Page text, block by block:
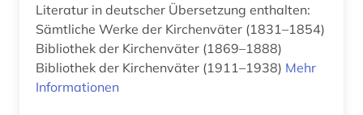
sprachwissenschaft (1)
steindenkmal (1)
syrisch (2)
Literatur in deutscher Übersetzung enthalten:
Sämtliche Werke der Kirchenväter (1831–1854)
Bibliothek der Kirchenväter (1869–1888)
Bibliothek der Kirchenväter (1911–1938) Mehr
Informationen